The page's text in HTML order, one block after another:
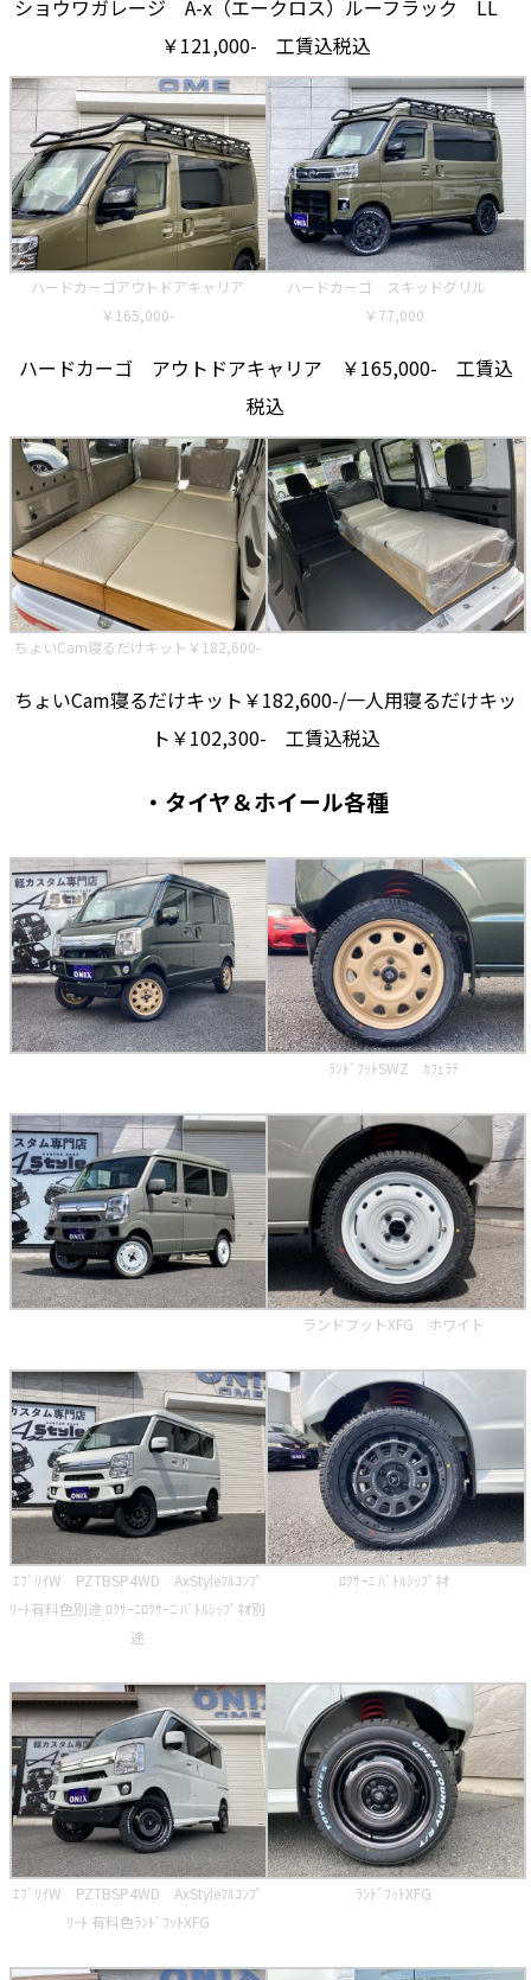
ショウワガレージ A-x（エークロス）ルーフラック LL
￥121,000- 工賃込税込
ハードカーゴアウトドアキャリア
￥165,000-
ハードカーゴ スキッドグリル
￥77,000
ハードカーゴ アウトドアキャリア ￥165,000- 工賃込
税込
ちょいCam寝るだけキット￥182,600-
ちょいCam寝るだけキット￥182,600-/一人用寝るだけキッ
ト￥102,300- 工賃込税込
・タイヤ＆ホイール各種
ﾗﾝﾄﾞﾌｯﾄSWZ ｶﾌｪﾗﾃ
ランドフットXFG ホワイト
ｴﾌﾞﾘｲW PZTBSP4WD AxStyleﾌﾙｺﾝﾌﾟ
ﾘｰﾄ有料色別途 ﾛｸｻｰﾆﾛｸｻｰﾆ ﾊﾞﾄﾙｼｯﾌﾟﾈｵ別
途
ﾛｸｻｰﾆ ﾊﾞﾄﾙｼｯﾌﾟﾈｵ
ｴﾌﾞﾘｲW PZTBSP4WD AxStyleﾌﾙｺﾝﾌﾟ
ﾘｰﾄ 有料色ﾗﾝﾄﾞﾌｯﾄXFG
ﾗﾝﾄﾞﾌｯﾄXFG